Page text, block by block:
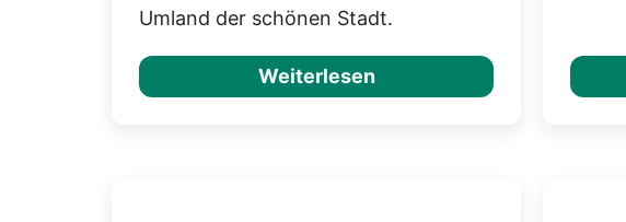
Umland der schönen Stadt.
Weiterlesen